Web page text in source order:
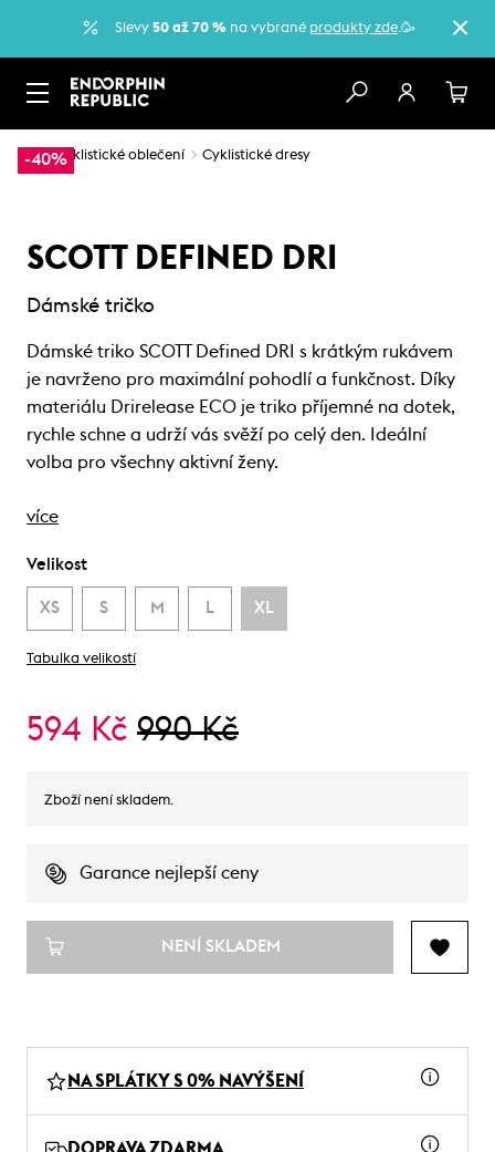
Slevy 50 až 70 % na vybrané produkty zde.🥳
-40%
… Cyklistické oblečení Cyklistické dresy
SCOTT DEFINED DRI
Dámské tričko
Dámské triko SCOTT Defined DRI s krátkým rukávem
je navrženo pro maximální pohodlí a funkčnost. Díky
materiálu Drirelease ECO je triko příjemné na dotek,
rychle schne a udrží vás svěží po celý den. Ideální
volba pro všechny aktivní ženy.
více
Velikost
XS S M L XL
Tabulka velikostí
594 Kč 990 Kč
Zboží není skladem.
Garance nejlepší ceny
NENÍ SKLADEM
NA SPLÁTKY S 0% NAVÝŠENÍ
DOPRAVA ZDARMA